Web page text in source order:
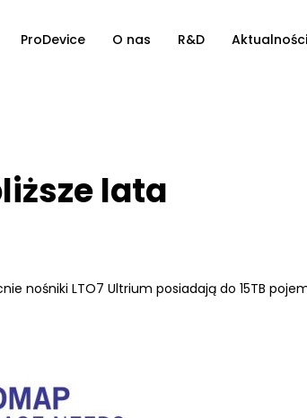
ProDevice O nas R&D Aktualności
lata
nośniki LTO7 Ultrium posiadają do 15TB